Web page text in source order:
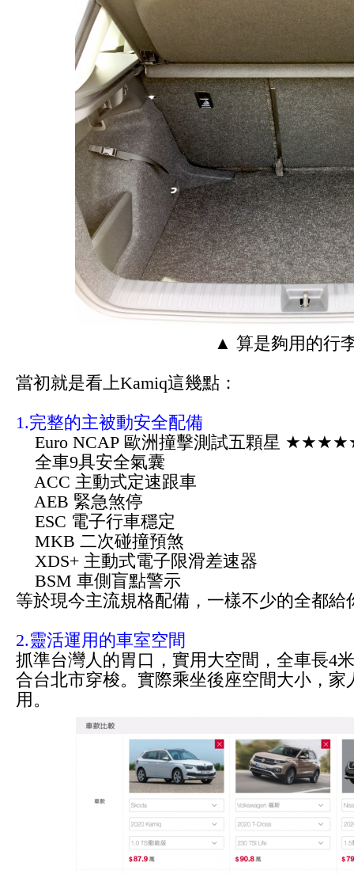
▲ 算是夠用的行
當初就是看上Kamiq這幾點：
1.完整的主被動安全配備
Euro NCAP歐洲撞擊測試五顆星 ★
全車9具安全氣囊
ACC 主動式定速跟車
AEB 緊急煞停
ESC 電子行車穩定
MKB 二次碰撞預煞
XDS+ 主動式電子限滑差速器
BSM 車側盲點警示
等於現今主流規格配備，一樣不少的全都給
2.靈活運用的車室空間
抓準台灣人的胃口，實用大空間，全車長4
合台北市穿梭。實際乘坐後座空間大小，
用。